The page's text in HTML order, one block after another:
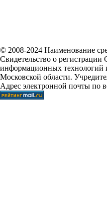
© 2008-2024 Наименование
Свидетельство о
информационных технологий
Московской области.
Адрес электронной почты по